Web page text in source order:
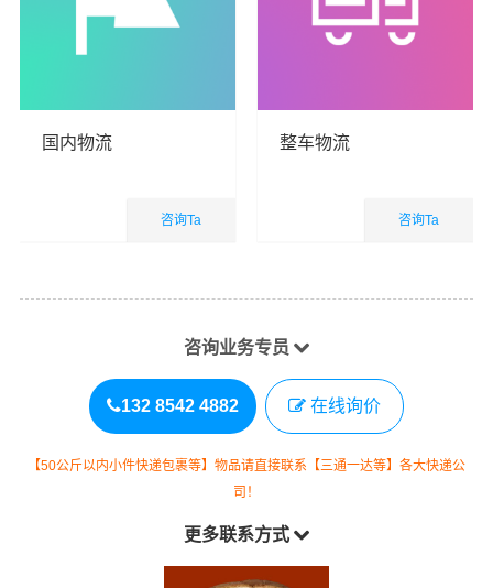
国内物流
咨询Ta
整车物流
咨询Ta
咨询业务专员
132 8542 4882 在线询价
【50公斤以内小件快递包裹等】物品请直接联系【三通一达等】各大快递公
司！
更多联系方式